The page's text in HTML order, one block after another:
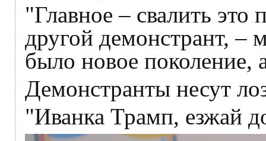
"Главное – свалить это
другой демонстрант, –
было новое поколение,
Демонстранты несут
"Иванка Трамп, езжай